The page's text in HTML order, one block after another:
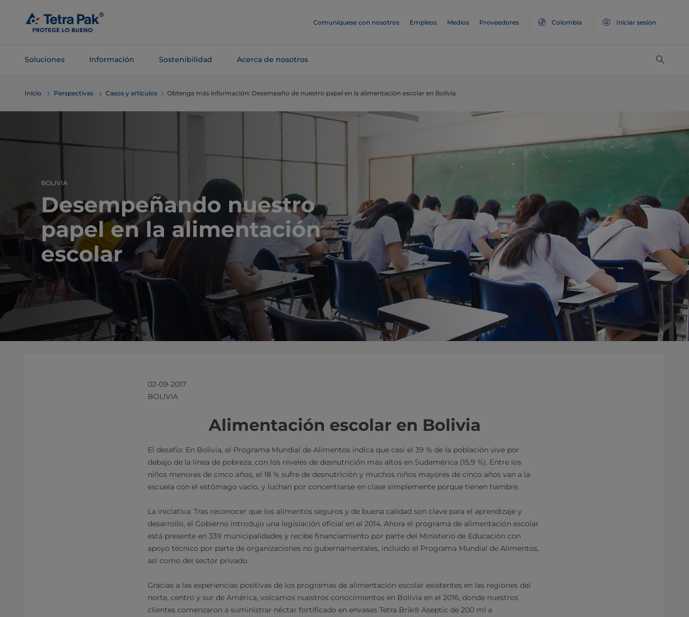
contenido
principal
Comuníquese con nosotros Empleos Medios Proveedores Colombia Iniciar sesión
Soluciones Información Sostenibilidad Acerca de nosotros
navegación
Inicio Perspectivas Casos y artículos Obtenga más información: Desempeño de nuestro papel en la alimentación escolar en Bolivia
BOLIVIA
Desempeñando nuestro
papel en la alimentación
escolar
02-09-2017
BOLIVIA
Alimentación escolar en Bolivia
El desafío: En Bolivia, el Programa Mundial de Alimentos indica que casi el 39 % de la población vive por
debajo de la línea de pobreza, con los niveles de desnutrición más altos en Sudamérica (15,9 %). Entre los
niños menores de cinco años, el 18 % sufre de desnutrición y muchos niños mayores de cinco años van a la
escuela con el estómago vacío, y luchan por concentrarse en clase simplemente porque tienen hambre.
La iniciativa: Tras reconocer que los alimentos seguros y de buena calidad son clave para el aprendizaje y
desarrollo, el Gobierno introdujo una legislación oficial en el 2014. Ahora el programa de alimentación escolar
está presente en 339 municipalidades y recibe financiamiento por parte del Ministerio de Educación con
apoyo técnico por parte de organizaciones no gubernamentales, incluido el Programa Mundial de Alimentos,
así como del sector privado.
Gracias a las experiencias positivas de los programas de alimentación escolar existentes en las regiones del
norte, centro y sur de América, volcamos nuestros conocimientos en Bolivia en el 2016, donde nuestros
clientes comenzaron a suministrar néctar fortificado en envases Tetra Brik® Aseptic de 200 ml a